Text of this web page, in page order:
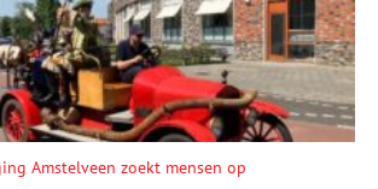
Amstelveen zoekt mensen op